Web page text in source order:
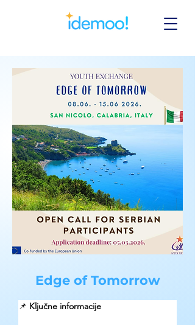
Edge of Tomorrow
📌 Ključne informacije